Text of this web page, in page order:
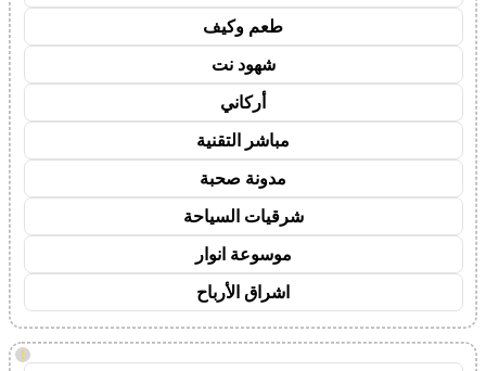
طعم وكيف
شهود نت
أركاني
مباشر التقنية
مدونة صحبة
شرقيات السياحة
موسوعة انوار
اشراق الأرباح
!